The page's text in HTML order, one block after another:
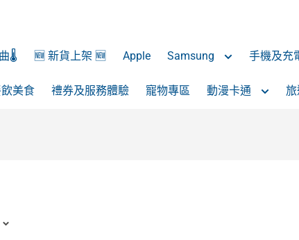
🌡️ 🆕 新貨上架 🆕 Apple Samsung 手機及充
美食 禮券及服務體驗 寵物專區 動漫卡通 旅